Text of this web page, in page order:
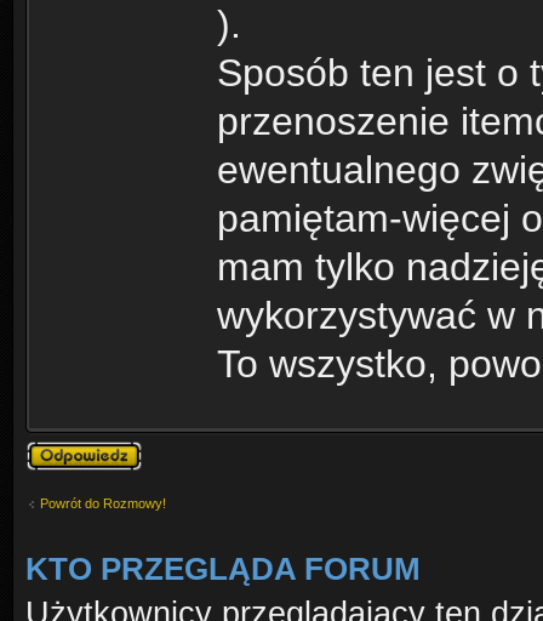
).
Sposób ten jest o
przenoszenie
ewentualnego
pamiętam-więcej
mam tylko
wykorzystywać w
To wszystko,
Odpowiedz
Powrót do Rozmowy!
KTO PRZEGLĄDA FORUM